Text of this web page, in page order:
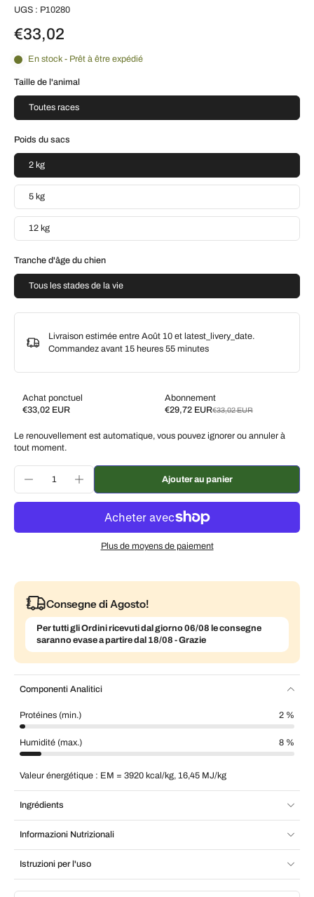
UGS : P10280
€33,02
En stock - Prêt à être expédié
Taille de l'animal
Toutes races
Poids du sacs
2 kg
5 kg
12 kg
Tranche d'âge du chien
Tous les stades de la vie
Livraison estimée entre Août 10 et latest_livery_date.
Commandez avant 15 heures 55 minutes
Achat ponctuel
€33,02 EUR
Abonnement
€29,72 EUR€33,02 EUR
Subscribe and save
Livrez toutes les 2 semaines, 10 % de réduction
Livrez toutes les 3 semaines, 7 % de réduction
€30,71 EUR
Livrez chaque mois, 5 % de réduction
Le renouvellement est automatique, vous pouvez ignorer ou annuler à
tout moment.
Ajouter au panier
Plus de moyens de paiement
Consegne di Agosto!
Per tutti gli Ordini ricevuti dal giorno 06/08 le consegne
saranno evase a partire dal 18/08 - Grazie
Componenti Analitici
Protéines (min.) 2 %
Humidité (max.) 8 %
Valeur énergétique : EM = 3920 kcal/kg, 16,45 MJ/kg
Ingrédients
Informazioni Nutrizionali
Istruzioni per l'uso